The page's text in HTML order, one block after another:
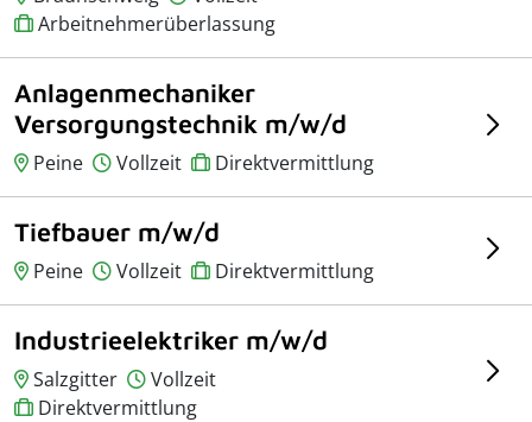
Arbeitnehmerüberlassung
Anlagenmechaniker
Versorgungstechnik m/w/d
Peine Vollzeit Direktvermittlung
Tiefbauer m/w/d
Peine Vollzeit Direktvermittlung
Industrieelektriker m/w/d
Salzgitter
Vollzeit
Direktvermittlung